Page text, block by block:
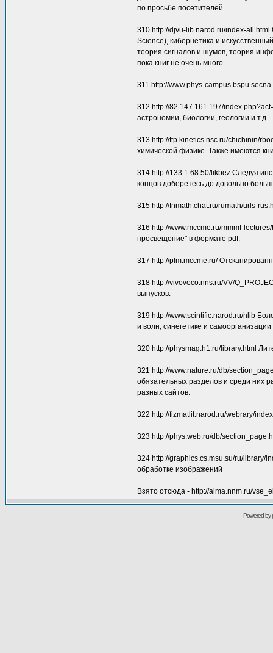
по просьбе посетителей.
310 http://djvu-lib.narod.ru/index-
Science), кибернетика и
теория сигналов и шумов, теория
пока книг не очень много.
311 http://www.phys-
312 http://82.147.161.197/
астрономии, биологии, геологии и т.д.
313 http://ftp.kinetics.nsc.ru/chichinin/
химической физике. Также имеются
314 http://133.1.68.50/likbez Следуя
концов доберетесь до довольно
315 http://fnmath.chat.ru/rumath/urls-
316 http://www.mccme.ru/mmmf-
просвещение" в формате pdf.
317 http://plm.mccme.ru/
318 http://vivovoco.nns.ru/VV/
выпусков.
319 http://www.scintific.narod.ru/nlib
и волн, синегетике и
320 http://physmag.h1.ru/library.html
321 http://www.nature.ru/db/
обязательных разделов и среди них
разных сайтов.
322 http://fizmatlit.narod.ru/webrary/
323 http://phys.web.ru/db/
324 http://graphics.cs.msu.su/ru/library/
обработке изображений
Взято отсюда - http://alma.nnm.ru/
Powered by